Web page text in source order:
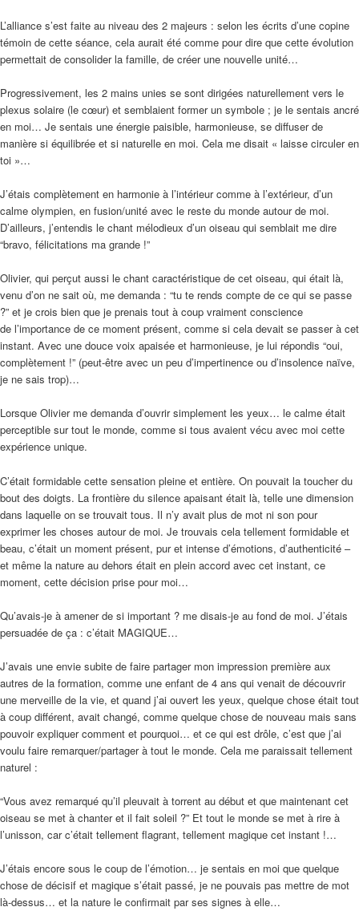
L’alliance s’est faite au niveau des 2 majeurs : selon les écrits d’une copine
témoin de cette séance, cela aurait été comme pour dire que cette évolution
permettait de consolider la famille, de créer une nouvelle unité…
Progressivement, les 2 mains unies se sont dirigées naturellement vers le
plexus solaire (le cœur) et semblaient former un symbole ; je le sentais ancré
en moi… Je sentais une énergie paisible, harmonieuse, se diffuser de
manière si équilibrée et si naturelle en moi. Cela me disait « laisse circuler en
toi »…
J’étais complètement en harmonie à l’intérieur comme à l’extérieur, d’un
calme olympien, en fusion/unité avec le reste du monde autour de moi.
D’ailleurs, j’entendis le chant mélodieux d’un oiseau qui semblait me dire
“bravo, félicitations ma grande !”
Olivier, qui perçut aussi le chant caractéristique de cet oiseau, qui était là,
venu d’on ne sait où, me demanda : “tu te rends compte de ce qui se passe
?” et je crois bien que je prenais tout à coup vraiment conscience
de l’importance de ce moment présent, comme si cela devait se passer à cet
instant. Avec une douce voix apaisée et harmonieuse, je lui répondis “oui,
complètement !” (peut-être avec un peu d’impertinence ou d’insolence naïve,
je ne sais trop)…
Lorsque Olivier me demanda d’ouvrir simplement les yeux… le calme était
perceptible sur tout le monde, comme si tous avaient vécu avec moi cette
expérience unique.
C’était formidable cette sensation pleine et entière. On pouvait la toucher du
bout des doigts. La frontière du silence apaisant était là, telle une dimension
dans laquelle on se trouvait tous. Il n’y avait plus de mot ni son pour
exprimer les choses autour de moi. Je trouvais cela tellement formidable et
beau, c’était un moment présent, pur et intense d’émotions, d’authenticité –
et même la nature au dehors était en plein accord avec cet instant, ce
moment, cette décision prise pour moi…
Qu’avais-je à amener de si important ? me disais-je au fond de moi. J’étais
persuadée de ça : c’était MAGIQUE…
J’avais une envie subite de faire partager mon impression première aux
autres de la formation, comme une enfant de 4 ans qui venait de découvrir
une merveille de la vie, et quand j’ai ouvert les yeux, quelque chose était tout
à coup différent, avait changé, comme quelque chose de nouveau mais sans
pouvoir expliquer comment et pourquoi… et ce qui est drôle, c’est que j’ai
voulu faire remarquer/partager à tout le monde. Cela me paraissait tellement
naturel :
“Vous avez remarqué qu’il pleuvait à torrent au début et que maintenant cet
oiseau se met à chanter et il fait soleil ?” Et tout le monde se met à rire à
l’unisson, car c’était tellement flagrant, tellement magique cet instant !…
J’étais encore sous le coup de l’émotion… je sentais en moi que quelque
chose de décisif et magique s’était passé, je ne pouvais pas mettre de mot
là-dessus… et la nature le confirmait par ses signes à elle…